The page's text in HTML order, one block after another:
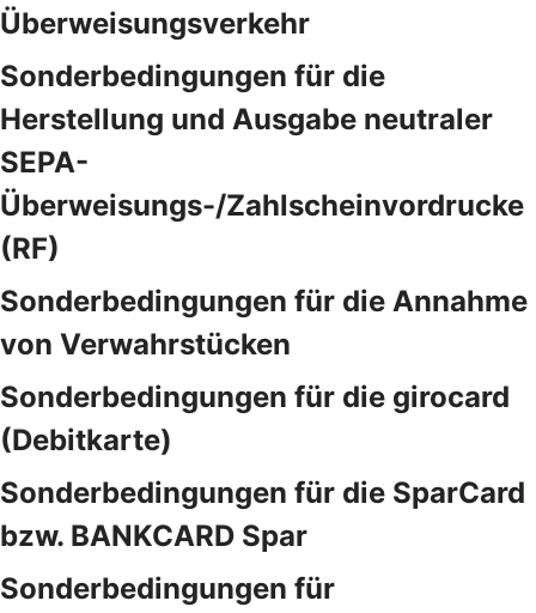
Überweisungsverkehr
Sonderbedingungen für die
Herstellung und Ausgabe neutraler
SEPA-
Überweisungs-/Zahlscheinvordrucke
(RF)
Sonderbedingungen für die Annahme
von Verwahrstücken
Sonderbedingungen für die girocard
(Debitkarte)
Sonderbedingungen für die SparCard
bzw. BANKCARD Spar
Sonderbedingungen für